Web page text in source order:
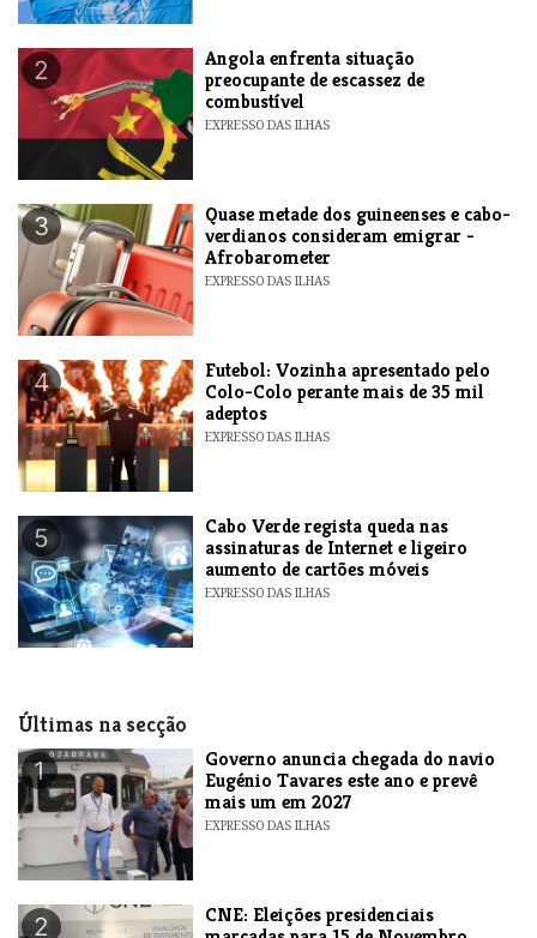
2
Angola enfrenta situação
preocupante de escassez de
combustível
EXPRESSO DAS ILHAS
3
Quase metade dos guineenses e cabo-
verdianos consideram emigrar -
Afrobarometer
EXPRESSO DAS ILHAS
4
Futebol: Vozinha apresentado pelo
Colo-Colo perante mais de 35 mil
adeptos
EXPRESSO DAS ILHAS
5
Cabo Verde regista queda nas
assinaturas de Internet e ligeiro
aumento de cartões móveis
EXPRESSO DAS ILHAS
Últimas na secção
1
Governo anuncia chegada do navio
Eugénio Tavares este ano e prevê
mais um em 2027
EXPRESSO DAS ILHAS
2
CNE: Eleições presidenciais